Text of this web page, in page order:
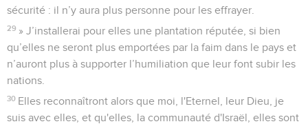
sécurité : il n’y aura plus personne pour les effrayer.
29 » J’installerai pour elles une plantation réputée, si bien
qu’elles ne seront plus emportées par la faim dans le pays et
n’auront plus à supporter l’humiliation que leur font subir les
nations.
30 Elles reconnaîtront alors que moi, l'Eternel, leur Dieu, je
suis avec elles, et qu'elles, la communauté d'Israël, elles sont